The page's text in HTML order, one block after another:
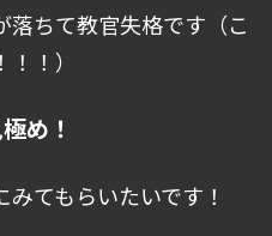
落ちて教官失格です（こ
！）
め！
てもらいたいです！